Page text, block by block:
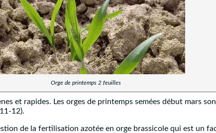
Orge de printemps 2 feuilles
et rapides. Les orges de printemps semées début mars
12).
de la fertilisation azotée en orge brassicole qui est un